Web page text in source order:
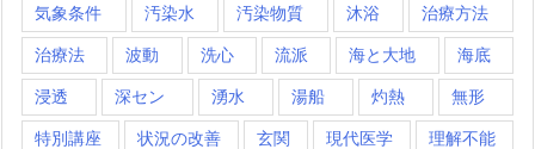
気象条件 汚染水 汚染物質 沐浴 治療方法
治療法 波動 洗心 流派 海と大地 海底
浸透 深セン 湧水 湯船 灼熱 無形
特別講座 状況の改善 玄関 現代医学 理解不能